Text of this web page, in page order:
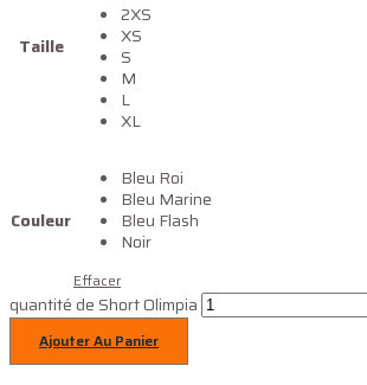
Taille
2XS
XS
S
M
L
XL
Couleur
Bleu Roi
Bleu Marine
Bleu Flash
Noir
Effacer
quantité de Short Olimpia
Ajouter Au Panier